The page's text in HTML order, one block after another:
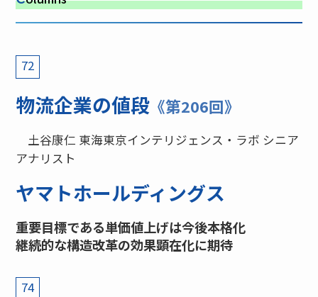
72
物流企業の値段 《第206回》
土谷康仁 東海東京インテリジェンス・ラボ シニア
アナリスト
ヤマトホールディングス
重要目標である単価値上げは今後本格化
継続的な構造改革の効果顕在化に期待
74